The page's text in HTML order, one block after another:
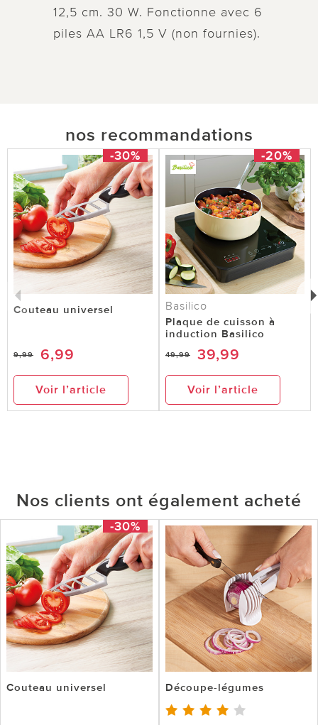
12,5 cm. 30 W. Fonctionne avec 6
piles AA LR6 1,5 V (non fournies).
nos recommandations
-30%
Couteau universel
9,99 6,99
Voir l’article
-20%
Basilico
Plaque de cuisson à
induction Basilico
49,99 39,99
Voir l’article
Nos clients ont également acheté
-30%
Couteau universel Découpe-légumes